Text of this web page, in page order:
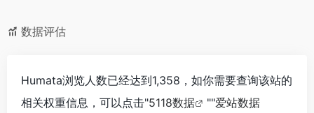
数据评估
Humata浏览人数已经达到1,358，如你需要查询该站的
相关权重信息，可以点击"5118数据 ""爱站数据